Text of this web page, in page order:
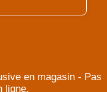
en magasin - Pas
ligne.